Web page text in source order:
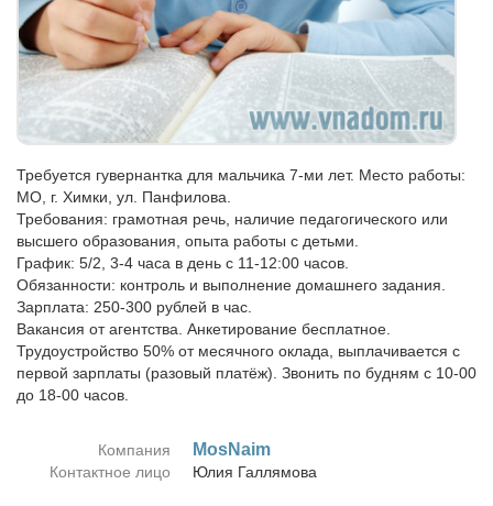
Требуется гувернантка для мальчика 7-ми лет. Место работы:
МО, г. Химки, ул. Панфилова.
Требования: грамотная речь, наличие педагогического или
высшего образования, опыта работы с детьми.
График: 5/2, 3-4 часа в день с 11-12:00 часов.
Обязанности: контроль и выполнение домашнего задания.
Зарплата: 250-300 рублей в час.
Вакансия от агентства. Анкетирование бесплатное.
Трудоустройство 50% от месячного оклада, выплачивается с
первой зарплаты (разовый платёж). Звонить по будням с 10-00
до 18-00 часов.
Компания MosNaim
Контактное лицо Юлия Гал­ля­мо­ва